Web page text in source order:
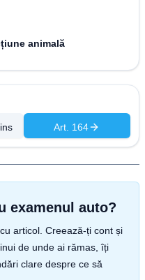
animală
Art. 164
examenul auto?
articol. Creează-ți cont și
de unde ai rămas, îți
clare despre ce să